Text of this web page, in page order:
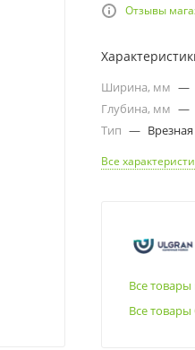
Отзывы
Ширина, мм —
Глубина, мм —
Тип — Врезная
Все
Все товары
Все